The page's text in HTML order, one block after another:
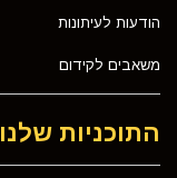
הודעות לעיתונות
משאבים לקידום
התוכניות שלנו